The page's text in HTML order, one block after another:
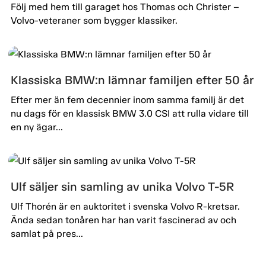
Följ med hem till garaget hos Thomas och Christer –
Volvo-veteraner som bygger klassiker.
Klassiska BMW:n lämnar familjen efter 50 år
Efter mer än fem decennier inom samma familj är det
nu dags för en klassisk BMW 3.0 CSI att rulla vidare till
en ny ägar...
Ulf säljer sin samling av unika Volvo T-5R
Ulf Thorén är en auktoritet i svenska Volvo R-kretsar.
Ända sedan tonåren har han varit fascinerad av och
samlat på pres...